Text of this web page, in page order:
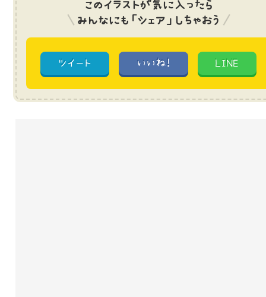
このイラストが気に入ったら
みんなにも「シェア」しちゃおう
ツイート いいね! LINE